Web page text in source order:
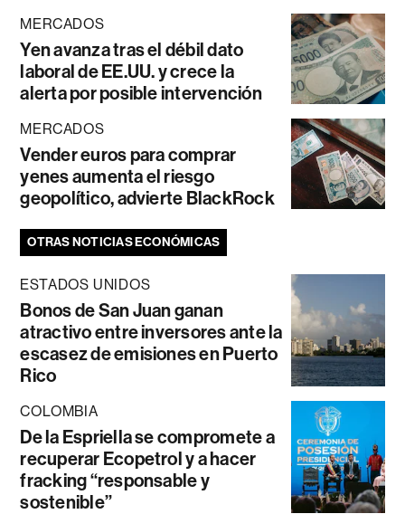
MERCADOS
Yen avanza tras el débil dato
laboral de EE.UU. y crece la
alerta por posible intervención
MERCADOS
Vender euros para comprar
yenes aumenta el riesgo
geopolítico, advierte BlackRock
OTRAS NOTICIAS ECONÓMICAS
ESTADOS UNIDOS
Bonos de San Juan ganan
atractivo entre inversores ante la
escasez de emisiones en Puerto
Rico
COLOMBIA
De la Espriella se compromete a
recuperar Ecopetrol y a hacer
fracking “responsable y
sostenible”